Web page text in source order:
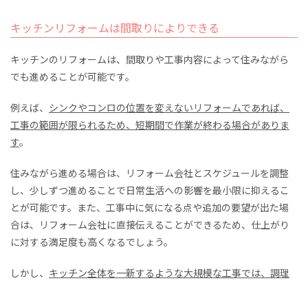
キッチンリフォームは間取りによりできる
キッチンのリフォームは、間取りや工事内容によって住みながら
でも進めることが可能です。
例えば、 シンクやコンロの位置を変えないリフォームであれば、
工事の範囲が限られるため、短期間で作業が終わる場合がありま
す。
住みながら進める場合は、リフォーム会社とスケジュールを調整
し、少しずつ進めることで日常生活への影響を最小限に抑えるこ
とが可能です。また、工事中に気になる点や追加の要望が出た場
合は、リフォーム会社に直接伝えることができるため、仕上がり
に対する満足度も高くなるでしょう。
しかし、 キッチン全体を一新するような大規模な工事では、調理